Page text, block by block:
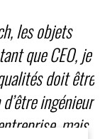
les objets
que CEO, je
doit être
ingénieur
mais